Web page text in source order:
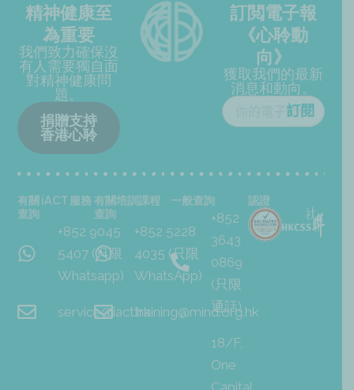
精神健康至
為重要
我們致力確保沒
有人需要獨自面
對精神健康問
題。
捐贈支持
香港心聆
訂閲電子報
《心聆動
向》
獲取我們的最新
消息和動向。
有關 iACT 服務
查詢
+852 9045
5407 (只限
Whatsapp)
service@iact.hk
有關培訓課程
查詢
+852 5228
4035 (只限
WhatsApp)
training@mind.org.hk
一般查詢
+852
3643
0869
(只限
通話)
18/F,
One
認證